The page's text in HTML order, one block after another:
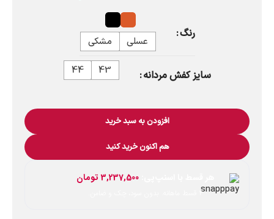
رنگ
عسلی مشکی
سایز کفش مردانه 43
44
افزودن به سبد خرید
هم اکنون خرید کنید
3,237,500 تومان
۴ قسط ماهانه. بدون سود، چک و ضامن.